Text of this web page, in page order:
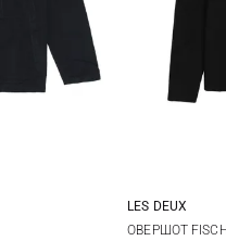
M
LES DEUX
ОВЕРШОТ